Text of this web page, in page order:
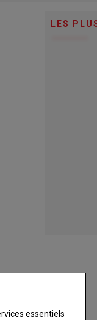
LES
essentiels